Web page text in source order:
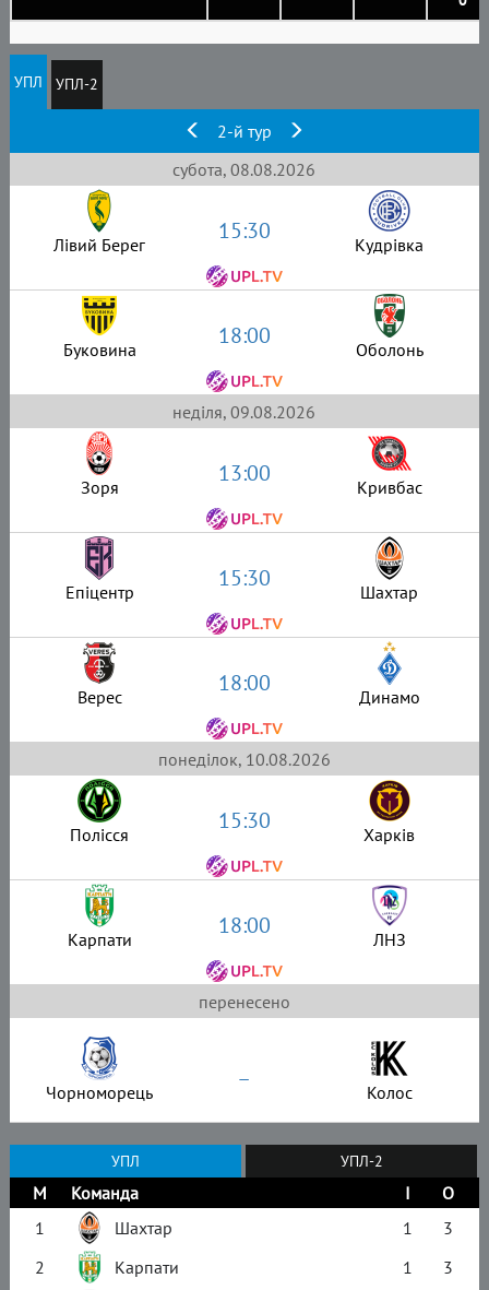
УПЛ УПЛ-2
2-й тур
субота, 08.08.2026
Лівий Берег 15:30 Кудрівка
Буковина 18:00 Оболонь
неділя, 09.08.2026
Зоря 13:00 Кривбас
Епіцентр 15:30 Шахтар
Верес 18:00 Динамо
понеділок, 10.08.2026
Полісся 15:30 Харків
Карпати 18:00 ЛНЗ
перенесено
Чорноморець – Колос
УПЛ УПЛ-2
М Команда І
О
1
Шахтар 1
3
2
Карпати 1
3